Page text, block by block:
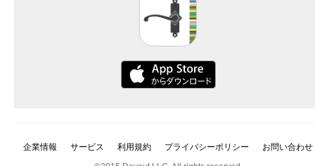
企業情報 サービス 利用規約 プライバシーポリシー
お問い合わせ